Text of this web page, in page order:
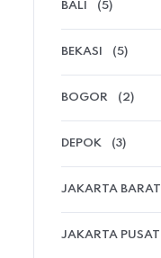
BALI (5)
BEKASI (5)
BOGOR (2)
DEPOK (3)
JAKARTA BARAT
JAKARTA PUSAT